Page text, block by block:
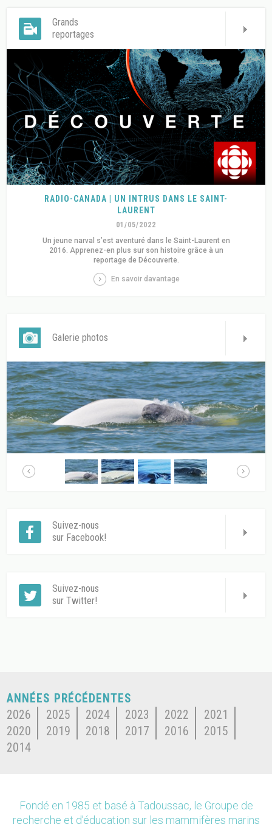
Grands
reportages
RADIO-CANADA | UN INTRUS DANS LE SAINT-
LAURENT
01/05/2022
Un jeune narval s’est aventuré dans le Saint-Laurent en
2016. Apprenez-en plus sur son histoire grâce à un
reportage de Découverte.
En savoir davantage
Galerie photos
Suivez-nous
sur Facebook!
Suivez-nous
sur Twitter!
ANNÉES PRÉCÉDENTES
2026
2025 2024 2023 2022
2021
2020
2019 2018 2017 2016
2015
2014
Fondé en 1985 et basé à Tadoussac, le Groupe de
recherche et d’éducation sur les mammifères marins